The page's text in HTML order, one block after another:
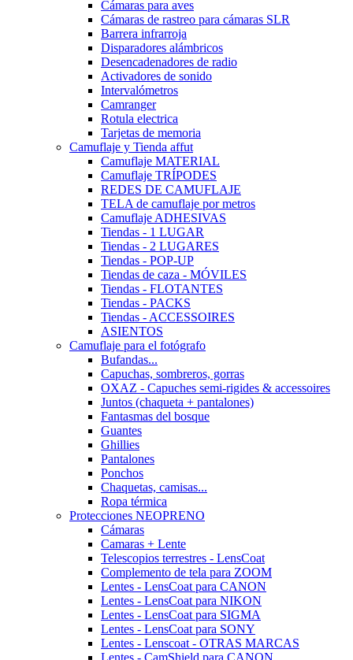
Cámaras para aves
Cámaras de rastreo para cámaras SLR
Barrera infrarroja
Disparadores alámbricos
Desencadenadores de radio
Activadores de sonido
Intervalómetros
Camranger
Rotula electrica
Tarjetas de memoria
Camuflaje y Tienda affut
Camuflaje MATERIAL
Camuflaje TRÍPODES
REDES DE CAMUFLAJE
TELA de camuflaje por metros
Camuflaje ADHESIVAS
Tiendas - 1 LUGAR
Tiendas - 2 LUGARES
Tiendas - POP-UP
Tiendas de caza - MÓVILES
Tiendas - FLOTANTES
Tiendas - PACKS
Tiendas - ACCESSOIRES
ASIENTOS
Camuflaje para el fotógrafo
Bufandas...
Capuchas, sombreros, gorras
OXAZ - Capuches semi-rigides & accessoires
Juntos (chaqueta + pantalones)
Fantasmas del bosque
Guantes
Ghillies
Pantalones
Ponchos
Chaquetas, camisas...
Ropa térmica
Protecciones NEOPRENO
Cámaras
Camaras + Lente
Telescopios terrestres - LensCoat
Complemento de tela para ZOOM
Lentes - LensCoat para CANON
Lentes - LensCoat para NIKON
Lentes - LensCoat para SIGMA
Lentes - LensCoat para SONY
Lentes - Lenscoat - OTRAS MARCAS
Lentes - CamShield para CANON